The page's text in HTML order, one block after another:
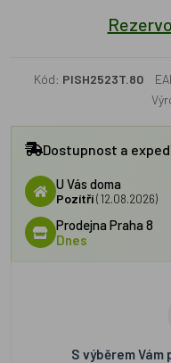
Kód: PISH2523T.80
Dostupnost a
U Vás doma
Pozítří(12.08.2026)
Prodejna Praha 8
Dnes
S výběrem